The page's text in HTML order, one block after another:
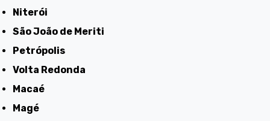
Niterói
São João de Meriti
Petrópolis
Volta Redonda
Macaé
Magé